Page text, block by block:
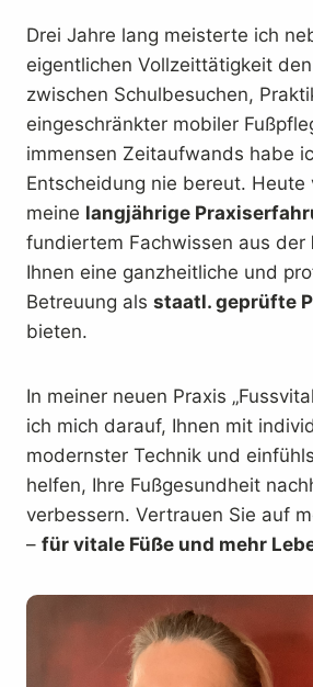
Drei Jahre lang meisterte ich
eigentlichen Vollzeittätigkeit
zwischen Schulbesuchen,
eingeschränkter mobiler
immensen Zeitaufwands habe
Entscheidung nie bereut. Heute
meine langjährige
fundiertem Fachwissen aus der
Ihnen eine ganzheitliche und
Betreuung als staatl. geprüfte
bieten.
In meiner neuen Praxis
ich mich darauf, Ihnen mit
modernster Technik und
helfen, Ihre Fußgesundheit
verbessern. Vertrauen Sie auf
– für vitale Füße und mehr